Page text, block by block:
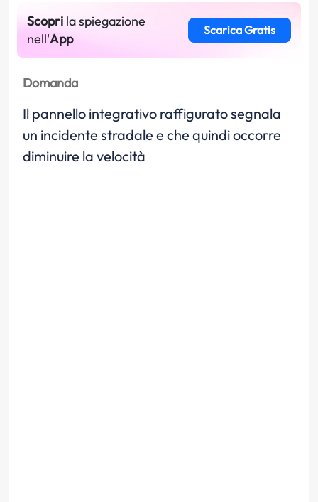
Scopri la spiegazione
nell'App
Scarica Gratis
Domanda
Il pannello integrativo raffigurato segnala
un incidente stradale e che quindi occorre
diminuire la velocità